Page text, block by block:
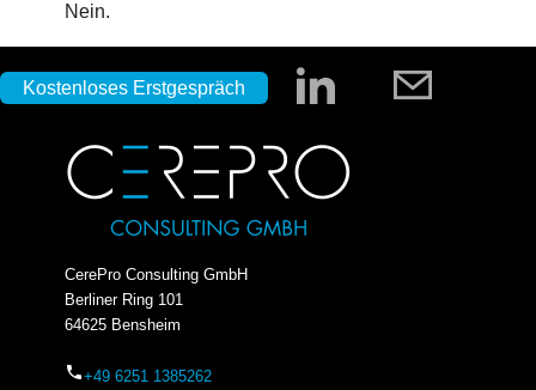
Nein.
Kostenloses Erstgespräch
CerePro Consulting GmbH
Berliner Ring 101
64625 Bensheim
phone+49 6251 1385262